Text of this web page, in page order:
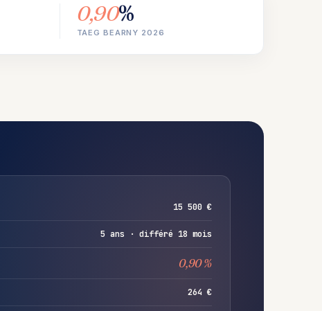
0,90%
TAEG BEARNY 2026
15 500 €
5 ans · différé 18 mois
0,90 %
264 €